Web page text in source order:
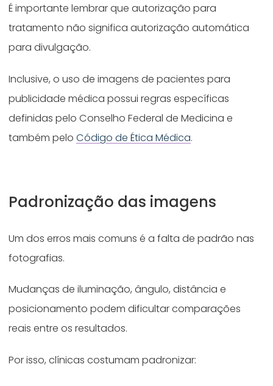
É importante lembrar que autorização para
tratamento não significa autorização automática
para divulgação.
Inclusive, o uso de imagens de pacientes para
publicidade médica possui regras específicas
definidas pelo Conselho Federal de Medicina e
também peloCódigo de Ética Médica.
Padronização das imagens
Um dos erros mais comuns é a falta de padrão nas
fotografias.
Mudanças de iluminação, ângulo, distância e
posicionamento podem dificultar comparações
reais entre os resultados.
Por isso, clínicas costumam padronizar: